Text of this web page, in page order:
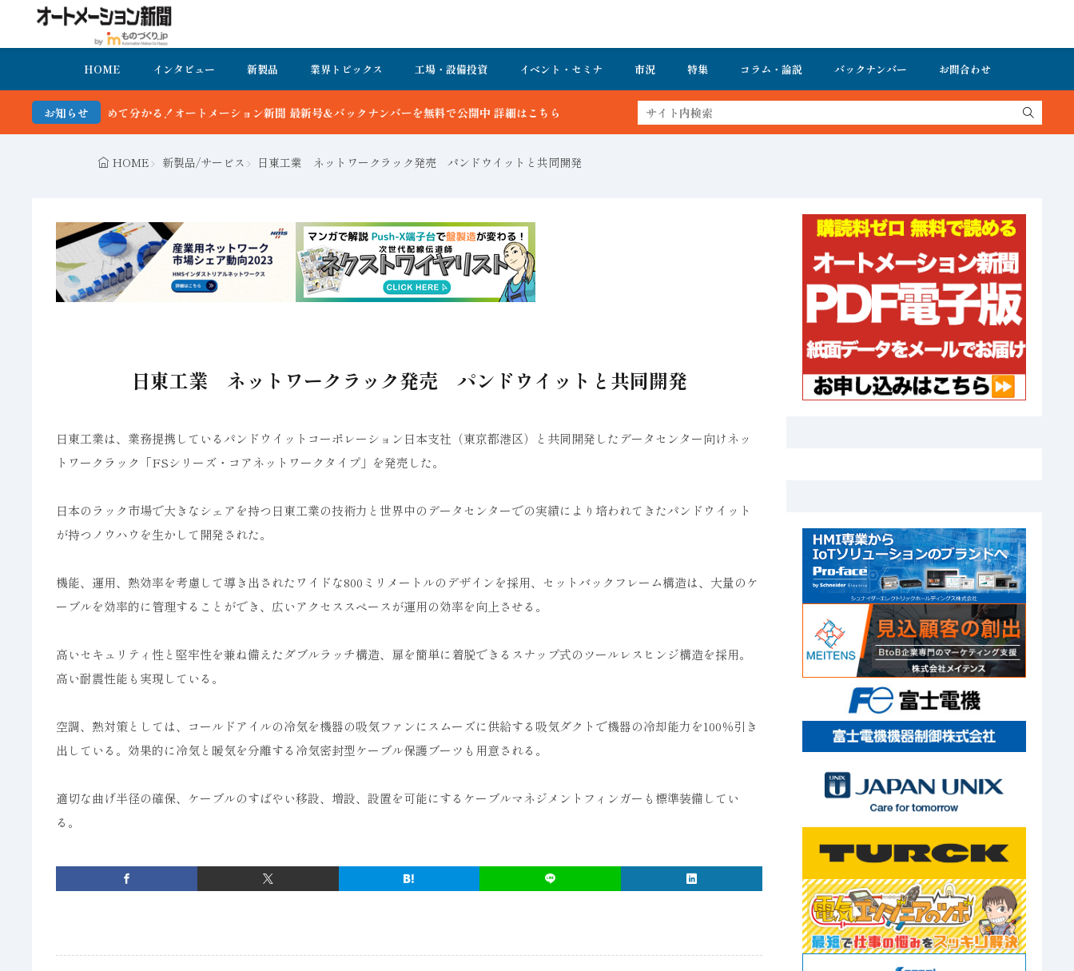
HOME インタビュー 新製品 業界トピックス 工場・設備投資 イベント・セミナ 市況 特集 コラム・論説 バックナンバー お問合わせ
お知らせ
かる！オートメーション新聞 最新号＆バックナンバーを無料で公開中 詳細はこちら
HOME 新製品/サービス 日東工業 ネットワークラック発売 パンドウイットと共同開発
日東工業 ネットワークラック発売 パンドウイットと共同開発
日東工業は、業務提携しているパンドウイットコーポレーション日本支社（東京都港区）と共同開発したデータセンター向けネッ
トワークラック「FSシリーズ・コアネットワークタイプ」を発売した。
日本のラック市場で大きなシェアを持つ日東工業の技術力と世界中のデータセンターでの実績により培われてきたパンドウイット
が持つノウハウを生かして開発された。
機能、運用、熱効率を考慮して導き出されたワイドな800ミリメートルのデザインを採用、セットバックフレーム構造は、大量のケ
ーブルを効率的に管理することができ、広いアクセススペースが運用の効率を向上させる。
高いセキュリティ性と堅牢性を兼ね備えたダブルラッチ構造、扉を簡単に着脱できるスナップ式のツールレスヒンジ構造を採用。
高い耐震性能も実現している。
空調、熱対策としては、コールドアイルの冷気を機器の吸気ファンにスムーズに供給する吸気ダクトで機器の冷却能力を100％引き
出している。効果的に冷気と暖気を分離する冷気密封型ケーブル保護ブーツも用意される。
適切な曲げ半径の確保、ケーブルのすばやい移設、増設、設置を可能にするケーブルマネジメントフィンガーも標準装備してい
る。